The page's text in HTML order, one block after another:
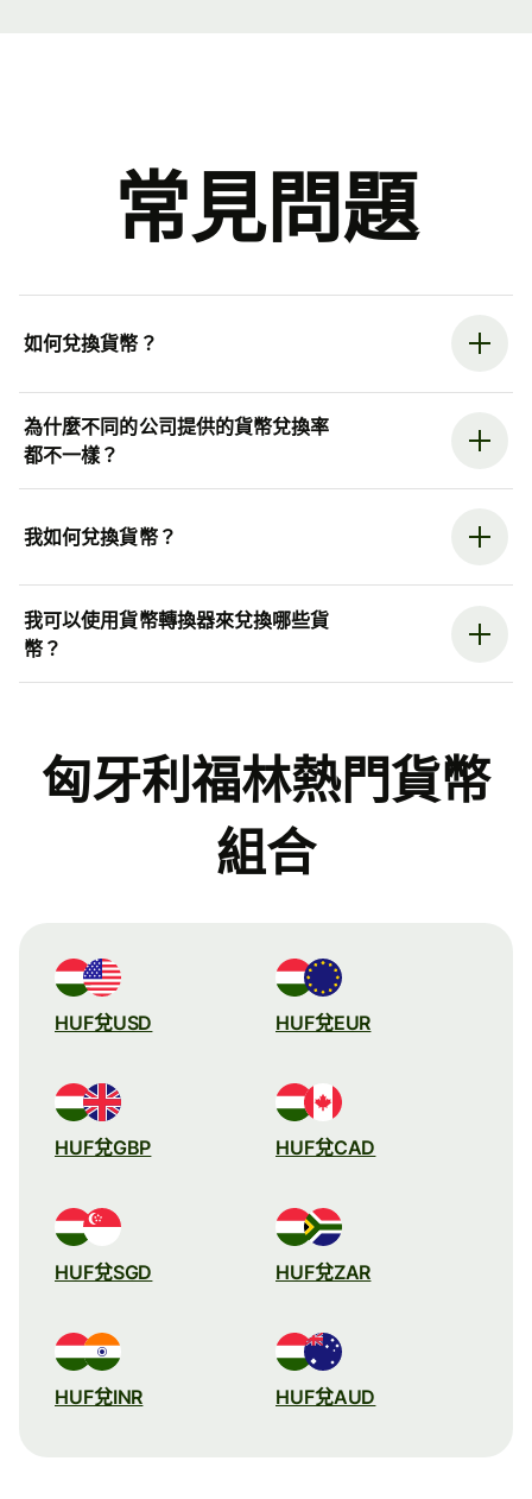
常見問題
如何兌換貨幣？
為什麼不同的公司提供的貨幣兌換率
都不一樣？
我如何兌換貨幣？
我可以使用貨幣轉換器來兌換哪些貨
幣？
匈牙利福林熱門貨幣
組合
HUF兌USD HUF兌EUR
HUF兌GBP HUF兌CAD
HUF兌SGD HUF兌ZAR
HUF兌INR HUF兌AUD